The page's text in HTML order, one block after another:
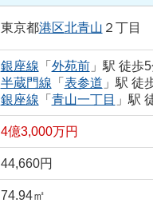
東京都港区北青山 ２丁目
銀座線 「 外苑前」駅 徒歩5
半蔵門線 「 表参道 」駅 徒
銀座線 「 青山一丁目 」駅
4億3,000万円
44,660円
74.94㎡